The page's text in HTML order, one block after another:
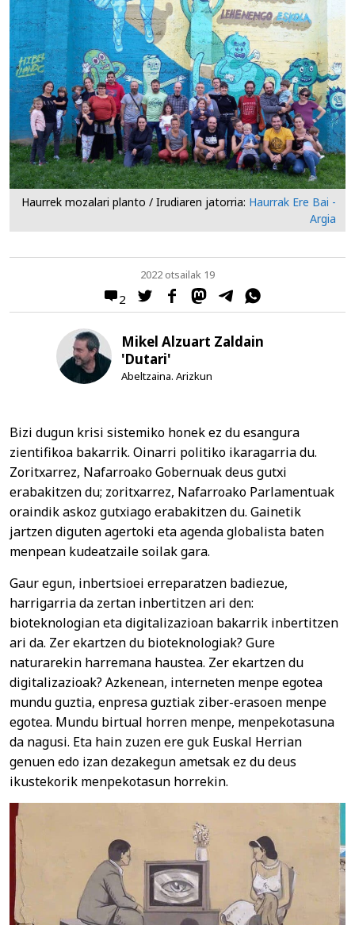
Haurrek mozalari planto / Irudiaren jatorria: Haurrak Ere Bai -
Argia
2
2022 otsailak 19
Mikel Alzuart Zaldain
'Dutari'
Abeltzaina. Arizkun
Bizi dugun krisi sistemiko honek ez du esangura
zientifikoa bakarrik. Oinarri politiko ikaragarria du.
Zoritxarrez, Nafarroako Gobernuak deus gutxi
erabakitzen du; zoritxarrez, Nafarroako Parlamentuak
oraindik askoz gutxiago erabakitzen du. Gainetik
jartzen diguten agertoki eta agenda globalista baten
menpean kudeatzaile soilak gara.
Gaur egun, inbertsioei erreparatzen badiezue,
harrigarria da zertan inbertitzen ari den:
bioteknologian eta digitalizazioan bakarrik inbertitzen
ari da. Zer ekartzen du bioteknologiak? Gure
naturarekin harremana haustea. Zer ekartzen du
digitalizazioak? Azkenean, interneten menpe egotea
mundu guztia, enpresa guztiak ziber-erasoen menpe
egotea. Mundu birtual horren menpe, menpekotasuna
da nagusi. Eta hain zuzen ere guk Euskal Herrian
genuen edo izan dezakegun ametsak ez du deus
ikustekorik menpekotasun horrekin.